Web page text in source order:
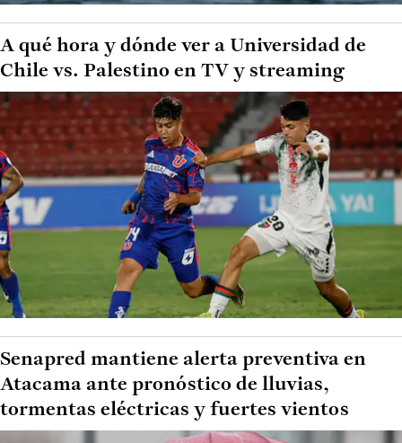
A qué hora y dónde ver a Universidad de
Chile vs. Palestino en TV y streaming
Senapred mantiene alerta preventiva en
Atacama ante pronóstico de lluvias,
tormentas eléctricas y fuertes vientos